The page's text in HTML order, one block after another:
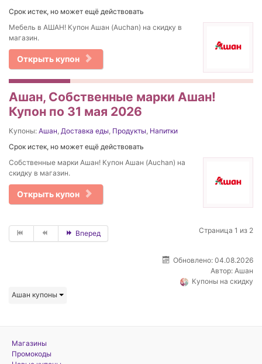
Срок истек, но может ещё действовать
Мебель в АШАН! Купон Ашан (Auchan) на скидку в
магазин.
Открыть купон
Ашан, Собственные марки Ашан!
Купон по 31 мая 2026
Купоны: Ашан, Доставка еды, Продукты, Напитки
Срок истек, но может ещё действовать
Собственные марки Ашан! Купон Ашан (Auchan) на
скидку в магазин.
Открыть купон
Страница 1 из 2
Вперед
Обновлено: 04.08.2026
Автор: Ашан
Купоны на скидку
Ашан купоны
Магазины
Промокоды